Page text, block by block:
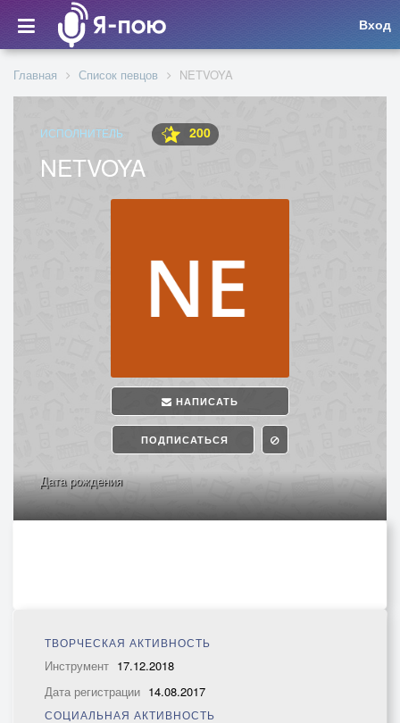
Вход
Главная Список певцов NETVOYA
ИСПОЛНИТЕЛЬ 200
NETVOYA
НАПИСАТЬ
ПОДПИСАТЬСЯ
Дата рождения
ТВОРЧЕСКАЯ АКТИВНОСТЬ
Инструмент 17.12.2018
Дата регистрации 14.08.2017
СОЦИАЛЬНАЯ АКТИВНОСТЬ